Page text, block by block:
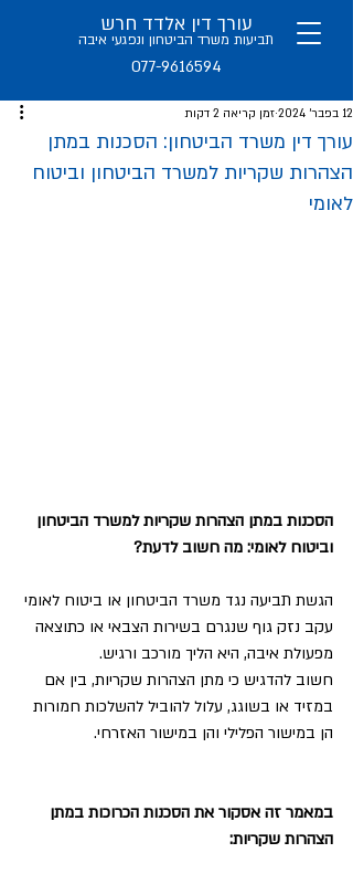
077-9616594
עורך דין אלדד חרש
תביעות משרד הביטחון ונפגעי איבה
עורך דין משרד הביטחון: הסכנות במתן
הצהרות שקריות למשרד הביטחון וביטוח
לאומי
12 בפבר׳ 2024 זמן קריאה 2 דקות
הסכנות במתן הצהרות שקריות למשרד הביטחון
וביטוח לאומי: מה חשוב לדעת?
הגשת תביעה נגד משרד הביטחון או ביטוח לאומי
עקב נזק גוף שנגרם בשירות הצבאי או כתוצאה
מפעולת איבה, היא הליך מורכב ורגיש.
חשוב להדגיש כי מתן הצהרות שקריות, בין אם
במזיד או בשוגג, עלול להוביל להשלכות חמורות
הן במישור הפלילי והן במישור האזרחי.
במאמר זה אסקור את הסכנות הכרוכות במתן
הצהרות שקריות: